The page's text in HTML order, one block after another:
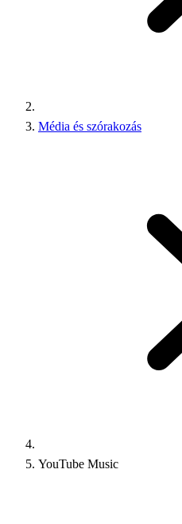
Média és szórakozás
YouTube Music